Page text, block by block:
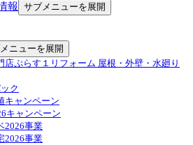
報 サブメニューを展開
ニューを展開
店ぷらす１リフォーム 屋根・外壁・水廻り
ク
キャンペーン
キャンペーン
2026事業
2026事業